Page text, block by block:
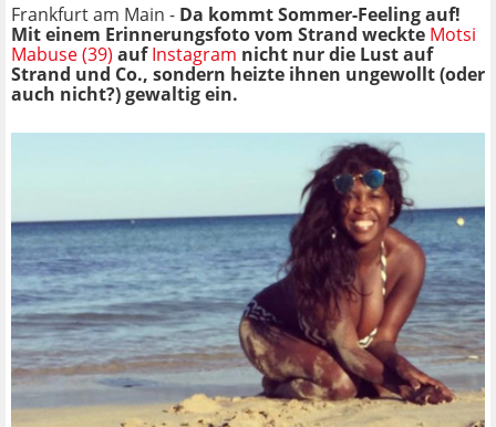
Frankfurt am Main - Da kommt Sommer-Feeling auf!
Mit einem Erinnerungsfoto vom Strand weckte Motsi
Mabuse (39) aufInstagram nicht nur die Lust auf
Strand und Co., sondern heizte ihnen ungewollt (oder
auch nicht?) gewaltig ein.